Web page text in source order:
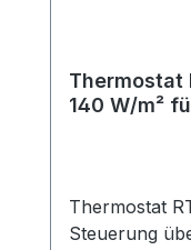
Thermostat
140 W/m²
Thermostat
Steuerung